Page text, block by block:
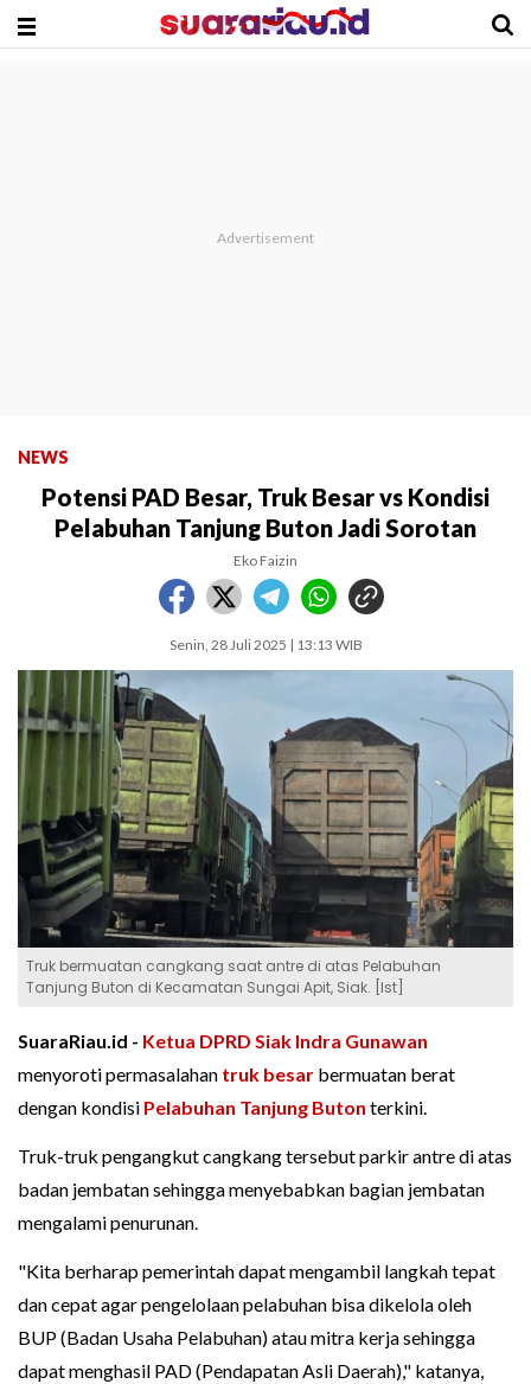
NEWS
Potensi PAD Besar, Truk Besar vs Kondisi
Pelabuhan Tanjung Buton Jadi Sorotan
Eko Faizin
Senin, 28 Juli 2025 | 13:13 WIB
Truk bermuatan cangkang saat antre di atas Pelabuhan
Tanjung Buton di Kecamatan Sungai Apit, Siak. [Ist]
SuaraRiau.id - Ketua DPRD Siak Indra Gunawan
menyoroti permasalahan truk besar bermuatan berat
dengan kondisi Pelabuhan Tanjung Buton terkini.
Truk-truk pengangkut cangkang tersebut parkir antre di atas
badan jembatan sehingga menyebabkan bagian jembatan
mengalami penurunan.
"Kita berharap pemerintah dapat mengambil langkah tepat
dan cepat agar pengelolaan pelabuhan bisa dikelola oleh
BUP (Badan Usaha Pelabuhan) atau mitra kerja sehingga
dapat menghasil PAD (Pendapatan Asli Daerah)," katanya,